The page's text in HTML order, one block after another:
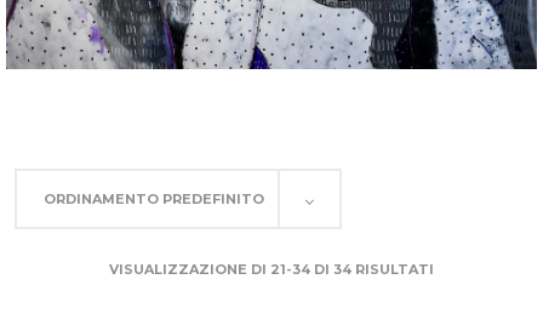
ORDINAMENTO PREDEFINITO
VISUALIZZAZIONE DI 21-34 DI 34 RISULTATI